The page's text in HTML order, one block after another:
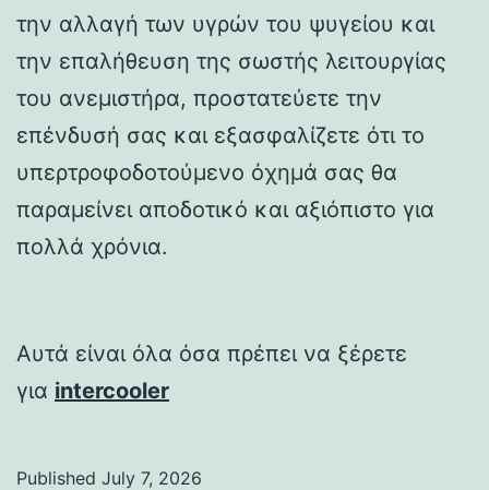
την αλλαγή των υγρών του ψυγείου και
την επαλήθευση της σωστής λειτουργίας
του ανεμιστήρα, προστατεύετε την
επένδυσή σας και εξασφαλίζετε ότι το
υπερτροφοδοτούμενο όχημά σας θα
παραμείνει αποδοτικό και αξιόπιστο για
πολλά χρόνια.
Αυτά είναι όλα όσα πρέπει να ξέρετε
για intercooler
Published July 7, 2026